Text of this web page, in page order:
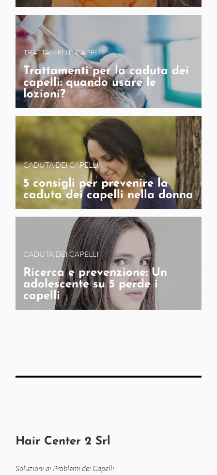
TRATTAMENTI CAPELLI
Trattamenti per la caduta dei
capelli: quando usare le
lozioni?
CADUTA DEI CAPELLI
5 consigli per prevenire la
caduta dei capelli nella donna
CADUTA DEI CAPELLI
Ricerca e prevenzione: Un
adolescente su 5 perde i
capelli
Hair Center 2 Srl
Soluzioni ai Problemi dei Capelli